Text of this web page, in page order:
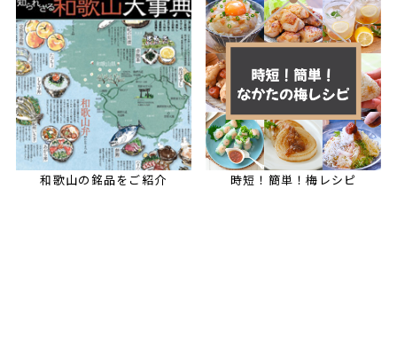
和歌山の銘品をご紹介 時短！簡単！梅レシピ